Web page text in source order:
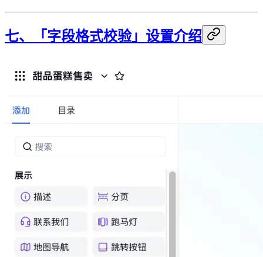
七、「字段格式校验」设置介绍